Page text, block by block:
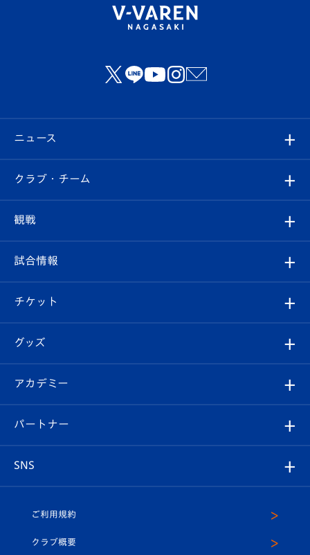
ニュース
すべて
クラブ
試合情報
チケット
イベント
メディア
ホームタウン
クラブ・チーム
クラブ概要
エンブレム紹介
スタッフプロフィール
マスコット紹介
観戦
観戦ルール
はじめての観戦ガイド
Revive Team
ヴィヴィくんの長崎おもてなしガイド
試合情報
試合日程/結果
フォトギャラリー
スタジアムグルメ
チケット
チケット
V-LOVERS（ファンクラブ）
プレイヤーズスイート
グッズ
オンラインショップ
店舗情報
アカデミー
育成からのお知らせ
U-18
パートナー
SNS
ヴィヴィくんインスタグラム
ご利用規約
クラブ概要